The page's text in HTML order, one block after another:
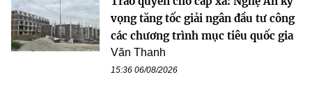
vọng tăng tốc giải ngân đầu tư công
các chương trình mục tiêu quốc gia
Văn Thanh
15:36 06/08/2026